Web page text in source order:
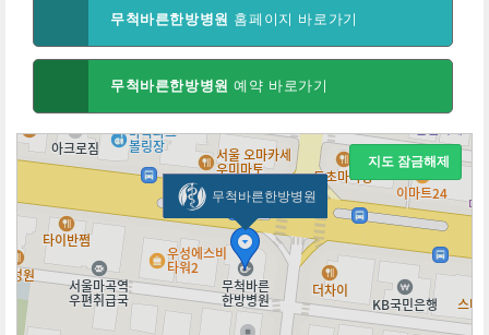
무척바른한방병원 홈페이지 바로가기
무척바른한방병원 예약 바로가기
지도 잠금해제
무척바른한방병원